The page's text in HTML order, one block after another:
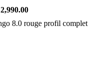
2,990.00